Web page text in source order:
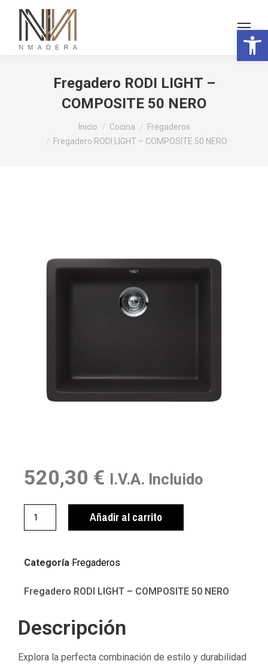
Abrir
Fregadero RODI LIGHT –
COMPOSITE 50 NERO
Inicio Cocina
Fregaderos
Fregadero RODI LIGHT – COMPOSITE 50 NERO
520,30 € I.V.A. Incluido
Añadir al carrito
Categoría Fregaderos
Fregadero RODI LIGHT – COMPOSITE 50 NERO
Descripción
Explora la perfecta combinación de estilo y durabilidad